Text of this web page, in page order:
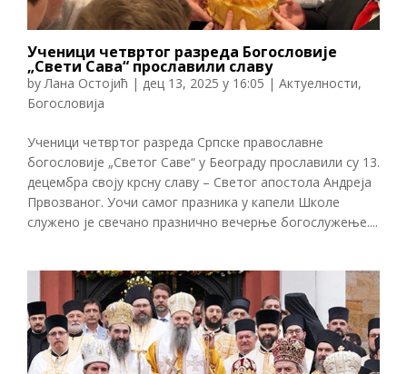
Ученици четвртог разреда Богословије
„Свети Сава“ прославили славу
by Лана Остојић | дец 13, 2025 у 16:05 | Актуелности,
Богословија
Ученици четвртог разреда Српске православне
богословије „Светог Саве“ у Београду прославили су 13.
децембра своју крсну славу – Светог апостола Андреја
Првозваног. Уочи самог празника у капели Школе
служено је свечано празнично вечерње богослужење....